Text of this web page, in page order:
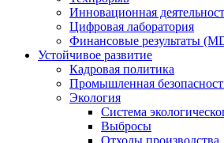
Инновационная
Цифровая лаборатория
Финансовые результаты
Устойчивое развитие
Кадровая политика
Промышленная
Экология
Система
Выбросы
Отходы производства